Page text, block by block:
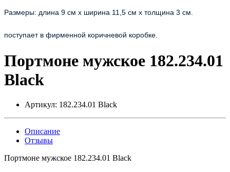
Размеры: длина 9 см х ширина 11,5 см х толщина 3 см.
поступает в фирменной коричневой коробке.
Портмоне мужское 182.234.01
Black
Артикул: 182.234.01 Black
Описание
Отзывы
Портмоне мужское 182.234.01 Black